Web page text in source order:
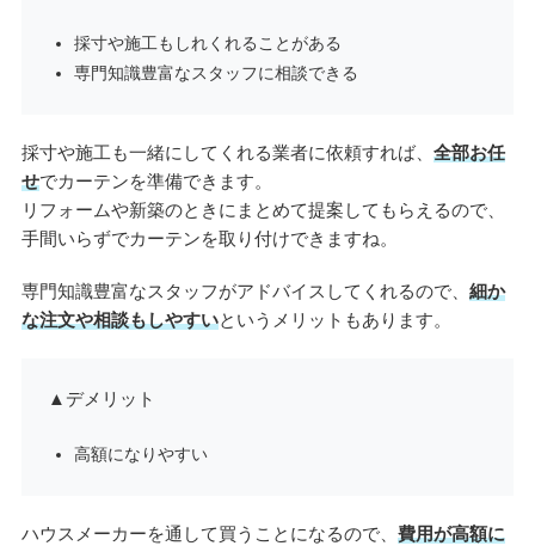
採寸や施工もしれくれることがある
専門知識豊富なスタッフに相談できる
採寸や施工も一緒にしてくれる業者に依頼すれば、 全部お任
せでカーテンを準備できます。
リフォームや新築のときにまとめて提案してもらえるので、
手間いらずでカーテンを取り付けできますね。
専門知識豊富なスタッフがアドバイスしてくれるので、 細か
な注文や相談もしやすいというメリットもあります。
▲デメリット
高額になりやすい
ハウスメーカーを通して買うことになるので、 費用が高額に